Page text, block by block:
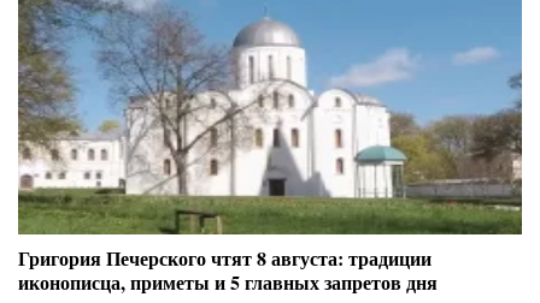
Григория Печерского чтят 8 августа: традиции
иконописца, приметы и 5 главных запретов дня